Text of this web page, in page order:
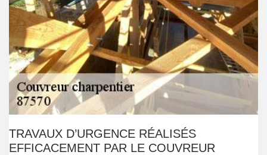
TRAVAUX D’URGENCE RÉALISÉS
EFFICACEMENT PAR LE COUVREUR